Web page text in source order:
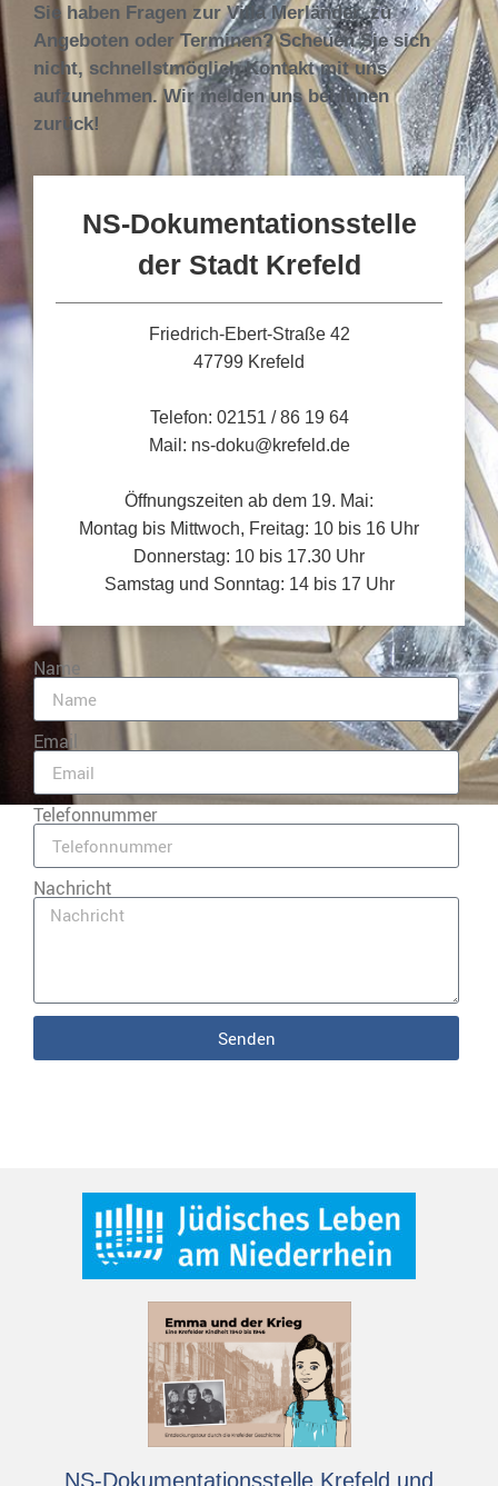
Sie haben Fragen zur Villa Merländer, zu
Angeboten oder Terminen? Scheuen Sie sich
nicht, schnellstmöglich Kontakt mit uns
aufzunehmen. Wir melden uns bei Ihnen
zurück!
NS-Dokumentationsstelle
der Stadt Krefeld
Friedrich-Ebert-Straße 42
47799 Krefeld
Telefon: 02151 / 86 19 64
Mail: ns-doku@krefeld.de
Öffnungszeiten ab dem 19. Mai:
Montag bis Mittwoch, Freitag: 10 bis 16 Uhr
Donnerstag: 10 bis 17.30 Uhr
Samstag und Sonntag: 14 bis 17 Uhr
Name
Email
Telefonnummer
Nachricht
Senden
NS-Dokumentationsstelle Krefeld und